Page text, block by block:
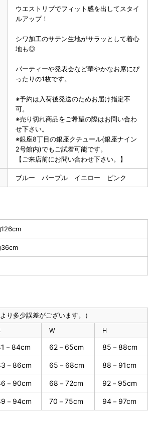
ウエストリブでフィット感を出してスタイ
ルアップ！
シワ加工のサテン生地がサラッとして着心
地も◎
パーティーや発表会など華やかなお席にぴ
ったりの1枚です。
※予約は入荷後発送のためお届け指定不
可。
※売り切れ商品をご希望の際はお問い合わ
せ下さい。
※銀座8丁目の銀座クチュール(銀座ナイン
2号館内)でもご試着可能です。
【ご来店前にお問い合わせ下さい。】
ブルー パープル イエロー ピンク
36cm
り多少誤差がございます。）
W H
－84cm 62－65cm 85－88cm
－86cm 65－68cm 88－91cm
－90cm 68－72cm 92－95cm
－94cm 70－75cm 94－97cm